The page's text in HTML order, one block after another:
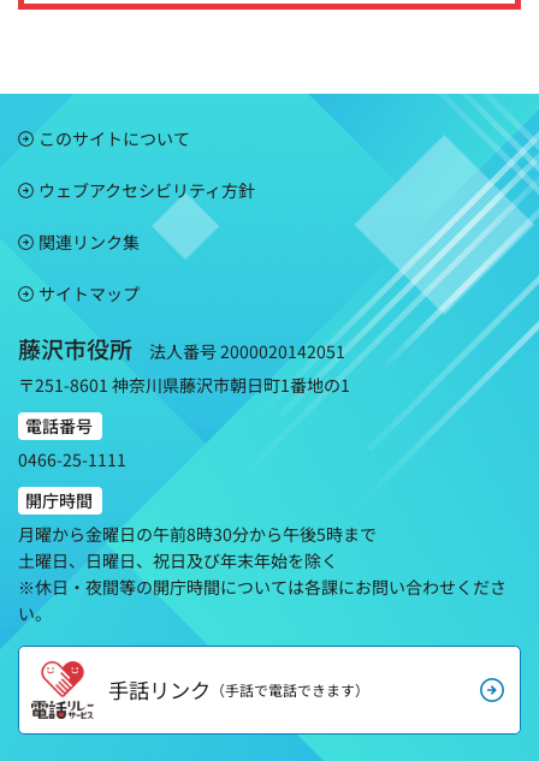
このサイトについて
ウェブアクセシビリティ方針
関連リンク集
サイトマップ
藤沢市役所
法人番号 2000020142051
〒251-8601 神奈川県藤沢市朝日町1番地の1
電話番号
0466-25-1111
開庁時間
月曜から金曜日の午前8時30分から午後5時まで
土曜日、日曜日、祝日及び年末年始を除く
※休日・夜間等の開庁時間については各課にお問い合わせくださ
い。
手話リンク （手話で電話できます）